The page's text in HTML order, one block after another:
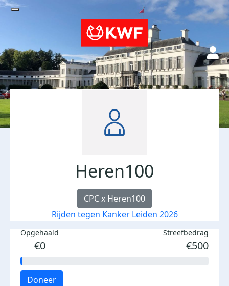
Heren100
CPC x Heren100
Rijden tegen Kanker Leiden 2026
Opgehaald
€0
Streefbedrag
€500
Doneer